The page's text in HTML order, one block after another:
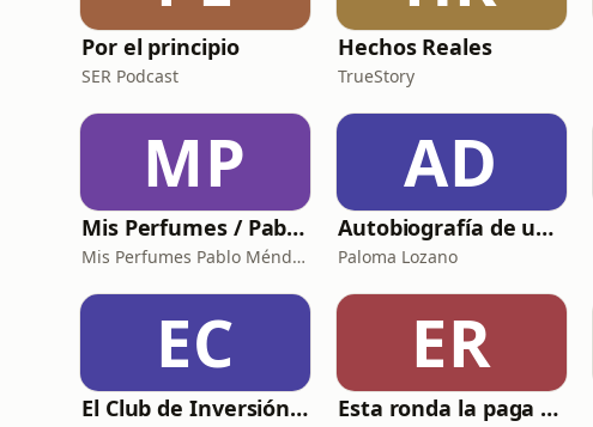
Por el principio
SER Podcast
Hechos Reales
TrueStory
MP
Mis Perfumes / Pablo Méndez
Mis Perfumes Pablo Méndez
AD
Autobiografía de un Yogui con sitar
Paloma Lozano
EC
El Club de Inversión podcast
ER
Esta ronda la paga Newton